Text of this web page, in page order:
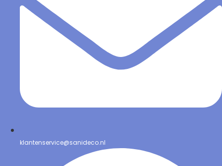
klantenservice@sanideco.nl